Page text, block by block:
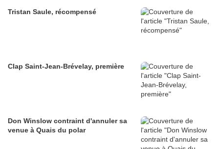
Tristan Saule, récompensé
Clap Saint-Jean-Brévelay, première
Don Winslow contraint d'annuler sa
venue à Quais du polar